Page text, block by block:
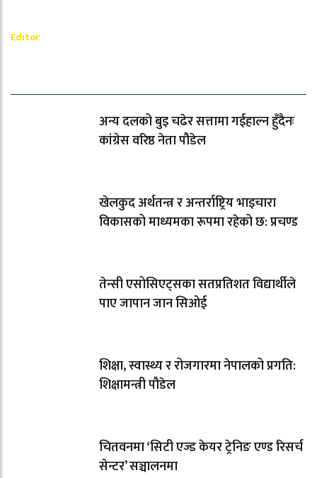
Editor
अन्य दलको बुइ चढेर सत्तामा गईहाल्न हुँदैनः
कांग्रेस वरिष्ठ नेता पौडेल
खेलकुद अर्थतन्त्र र अन्तर्राष्ट्रिय भाइचारा
विकासको माध्यमका रूपमा रहेको छ: प्रचण्ड
तेन्सी एसोसिएट्सका सतप्रतिशत विद्यार्थीले
पाए जापान जान सिओई
शिक्षा, स्वास्थ्य र रोजगारमा नेपालको प्रगति:
शिक्षामन्त्री पौडेल
चितवनमा ‘सिटी एज्ड केयर ट्रेनिङ एण्ड रिसर्च
सेन्टर’ सञ्चालनमा